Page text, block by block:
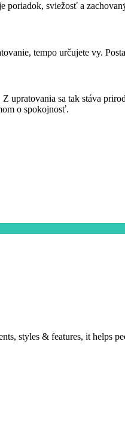
poriadok, sviežosť a
tempo určujete vy.
sa tak stáva
o spokojnosť.
styles & features, it helps